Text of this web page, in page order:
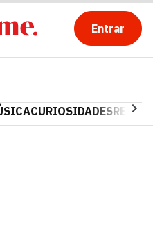
Entrar
CURIOSIDADES